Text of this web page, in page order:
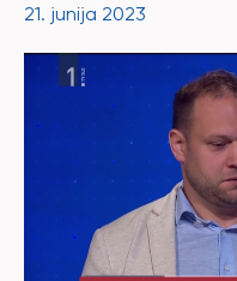
21. junija 2023